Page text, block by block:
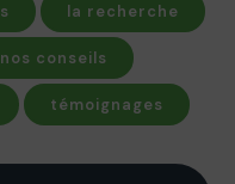
la recherche
nos conseils
témoignages